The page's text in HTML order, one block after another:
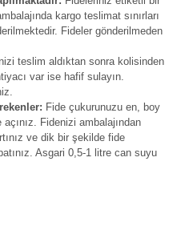
kargo teslimat sınırları
Fideler gönderilmeden
teslim aldıktan sonra kolisinden
var ise hafif sulayın.
Fide çukurunuzu en, boy
Fidenizi ambalajından
ve dik bir şekilde fide
Asgari 0,5-1 litre can suyu